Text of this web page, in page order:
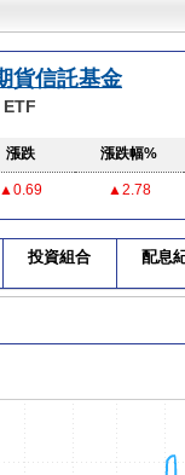
貨信託基金
漲跌 漲跌幅%
▲0.69 ▲2.78
投資組合 配息